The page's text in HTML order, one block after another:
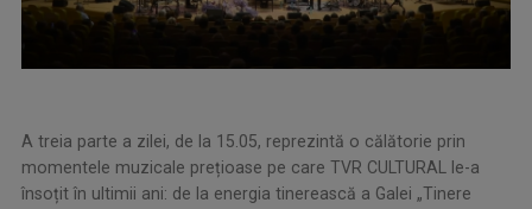
A treia parte a zilei, de la 15.05, reprezintă o călătorie prin
momentele muzicale prețioase pe care TVR CULTURAL le-a
însoțit în ultimii ani: de la energia tinerească a Galei „Tinere